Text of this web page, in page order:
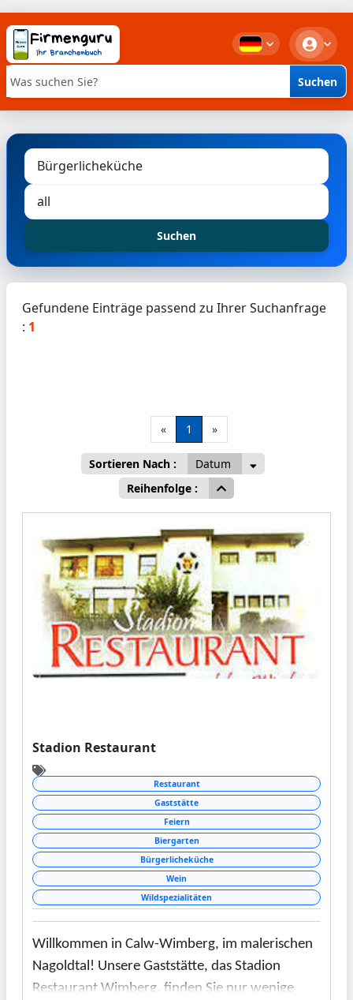
Stichwortsuche Suchen
Suchen
Gefundene Einträge passend zu Ihrer Suchanfrage
: 1
« 1 »
Sortieren Nach :
Datum
Reihenfolge :
Stadion Restaurant
Restaurant
Gaststätte
Feiern
Biergarten
Bürgerlicheküche
Wein
Wildspezialitäten
Willkommen in Calw-Wimberg, im malerischen
Nagoldtal! Unsere Gaststätte, das Stadion
Restaurant Wimberg, finden Sie nur wenige